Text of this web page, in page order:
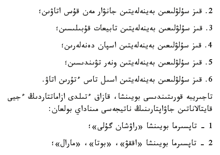
2. قىز سۇلۋلىعىن بەينەلەيتىن جانۋار مەن قۇس اتاۋىن؛
3. قىز سۇلۋلىعىن بەينەلەيتىن تابيعات قۇبىلىسىن؛
4. قىز سۇلۋلىعىن بەينەلەيتىن اسپان دەنەلەرىن؛
5. قىز سۇلۋلىعىن بەينەلەيتىن ونەر تۋىندىسىن؛
6. قىز سۇلۋلىعىن بەينەلەيتىن اسىل تاس ءتۇرىن اتاۋ.
تاجىريبە قورىتىندىسى بويىنشا، قازاق ءتىلدى ازاماتتاردىڭ ءجيى
قايتالاناتىن جاۋاپتارىنىڭ ناتيجەسى مىناداي بولعان:
1 - تاپسىرما بويىنشا «راۋشان گۇلى»؛
2 - تاپسىرما بويىنشا «اققۋ»، «بوتا»، «مارال»؛